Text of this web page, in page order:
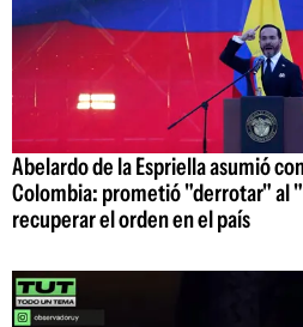
Abelardo de la Espriella asumió
Colombia: prometió "derrotar" al
recuperar el orden en el país